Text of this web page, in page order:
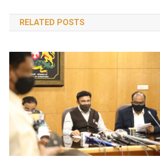
navigation
RELATED POSTS